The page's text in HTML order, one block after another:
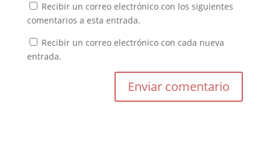
Recibir un correo electrónico con los siguientes
comentarios a esta entrada.
Recibir un correo electrónico con cada nueva
entrada.